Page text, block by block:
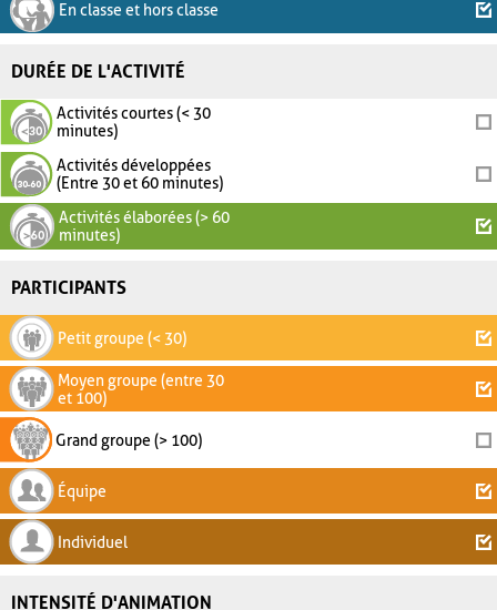
En classe et hors classe
DURÉE DE L'ACTIVITÉ
Activités courtes (< 30
minutes)
Activités développées
(Entre 30 et 60 minutes)
Activités élaborées (> 60
minutes)
PARTICIPANTS
Petit groupe (< 30)
Moyen groupe (entre 30
et 100)
Grand groupe (> 100)
Équipe
Individuel
INTENSITÉ D'ANIMATION